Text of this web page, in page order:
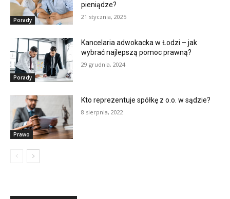
Porady
pieniądze?
21 stycznia, 2025
Porady
Kancelaria adwokacka w Łodzi – jak
wybrać najlepszą pomoc prawną?
29 grudnia, 2024
Prawo
Kto reprezentuje spółkę z o.o. w sądzie?
8 sierpnia, 2022